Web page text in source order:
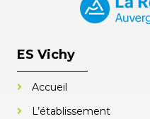
ES Vichy
Accueil
L’établissement